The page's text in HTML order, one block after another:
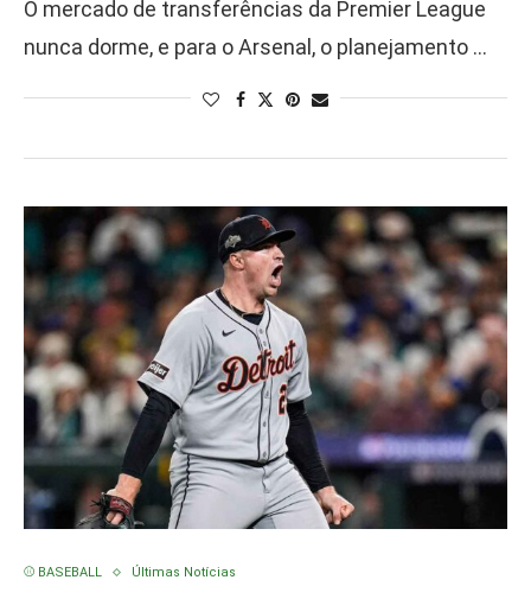
O mercado de transferências da Premier League
nunca dorme, e para o Arsenal, o planejamento …
⚾ BASEBALL Últimas Notícias